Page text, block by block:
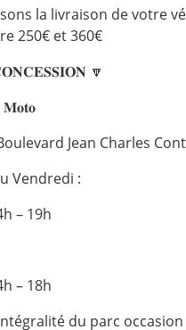
la livraison de votre
250€ et 360€
🔽
𝐌𝐨𝐭𝐨
Jean Charles
Vendredi :
– 19h
– 18h
du parc